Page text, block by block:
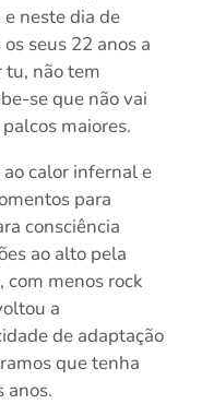
neste dia de
seus 22 anos a
tu, não tem
se que não vai
maiores.
calor infernal e
para
consciência
ao alto pela
com menos rock
a
de adaptação
que tenha
anos.